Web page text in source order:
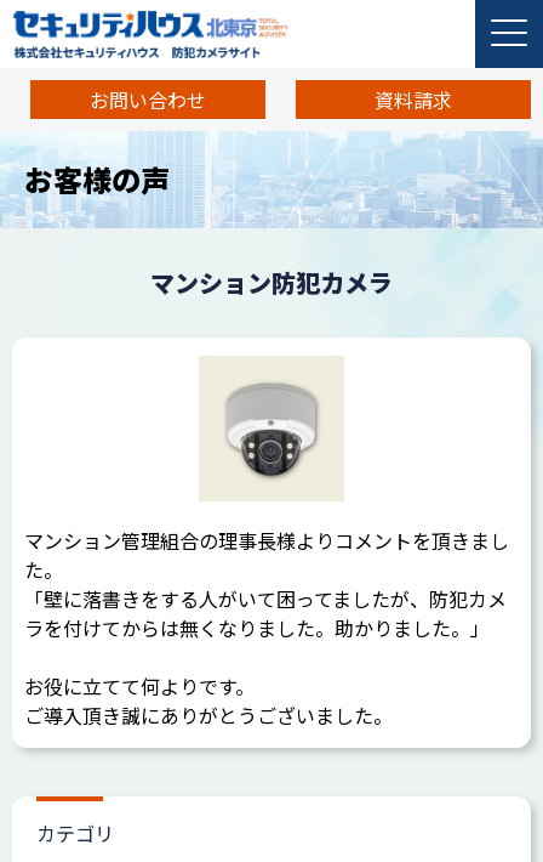
お問い合わせ 資料請求
お客様の声
マンション防犯カメラ
マンション管理組合の理事長様よりコメントを頂きまし
た。
「壁に落書きをする人がいて困ってましたが、防犯カメ
ラを付けてからは無くなりました。助かりました。」
お役に立てて何よりです。
ご導入頂き誠にありがとうございました。
カテゴリ